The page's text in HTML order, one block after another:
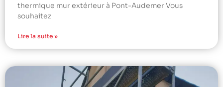
thermique mur extérieur à Pont-Audemer Vous
souhaitez
Lire la suite »